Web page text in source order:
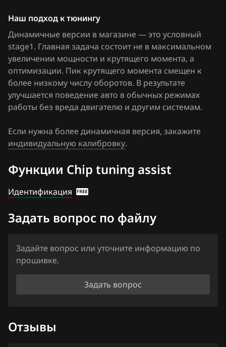
Fiat
Ford
Forthing
Foton
GAC
Geely
Genesis
GMC
Great Wall
Haval
Hawtai
Honda
Howo
Наш подход к тюнингу
Динамичные версии в магазине — это условный
stage1. Главная задача состоит не в максимальном
увеличении мощности и крутящего момента, а
оптимизации. Пик крутящего момента смещен к
более низкому числу оборотов. В результате
улучшается поведение авто в обычных режимах
работы без вреда двигателю и другим системам.
Если нужна более динамичная версия, закажите
индивидуальную калибровку.
Функции Chip tuning assist
Идентификация
Задать вопрос по файлу
Задайте вопрос или уточните информацию по
прошивке.
Задать вопрос
Отзывы